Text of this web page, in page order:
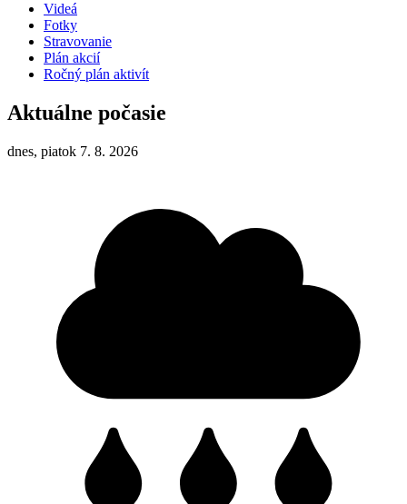
Videá
Fotky
Stravovanie
Plán akcií
Ročný plán aktivít
Aktuálne počasie
dnes, piatok 7. 8. 2026